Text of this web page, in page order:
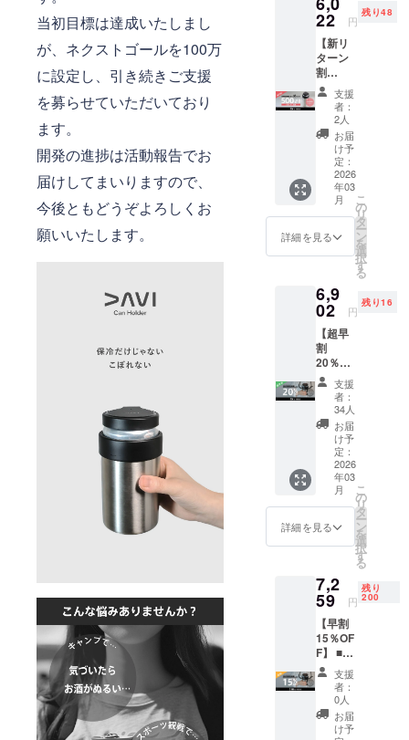
当初目標は達成いたしまし
が、ネクストゴールを100万
に設定し、引き続きご支援
を募らせていただいており
ます。
開発の進捗は活動報告でお
届けしてまいりますので、
今後ともどうぞよろしくお
願いいたします。
合など
出荷時
期が遅
れる場
合がご
ざいま
す。
円] 一般
販売予
定価
格：
5,478円
（税
込） ※
表示価
格は送
料込み
です。
※ご注文
状況、
使用部
材の供
給状
合など
により
期が遅
れる場
合がご
ざいま
す。
22 円
残り48
【新リ
ターン
割
20％OF
F】 ■リ
ターン
内容 ・
CanHol
der（50
0ml缶対
応 ）×
１セッ
ト ■価
格 [本体
価格
4,822円
（税
込）] +
[送料：
1,200
円] 一般
販売予
定価
格：
6,028円
（税
込） ※
表示価
格は送
料込み
です ※
ご注文
給状
況、製
上の都
合など
により
出荷時
期が遅
れる場
合がご
ざいま
支援
者：
2人
お届
け予
定：
2026
年03
月
詳細を見る
こ
の
リ
タ
ー
ン
を
選
択
す
る
6,9
02 円
残り16
【超早
割
20％OF
F】 ■リ
ターン
内容 ・
CanHol
der ×１
セット
・専用
スト
ラップ×
１本 ■
価格 [本
体価格
5,702円
（税
込）] +
[送料：
1,200
円] 一般
販売予
定価
格：
7,128円
（税
支援
者：
34人
お届
け予
定：
2026
年03
月
詳細を見る
こ
の
リ
タ
ー
ン
を
選
択
す
る
7,2
59 円
残り
200
【早割
15％OF
F】 ■リ
ターン
内容 ・
CanHol
der ×１
セット
支援
者：
0人
お届
け予